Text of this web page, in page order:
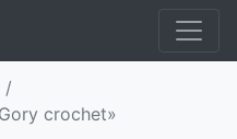
/
crochet»